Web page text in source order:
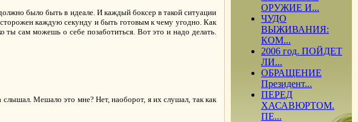
было быть в идеале. И каждый боксер в такой ситуации
каждую секунду и быть готовым к чему угодно. Как
сам можешь о себе позаботиться. Вот это и надо делать.
слышал. Мешало это мне? Нет, наоборот, я их слушал, так как
ОРУЖИЕ И...
ЧУДО
ВЫЖИВАНИЯ:
КОМ...
2006 год. ПОЙДЕТ
ЛИ...
ОБРАЩЕНИЕ
Президент...
ПЕРЕД
ХАСАВЮРТОМ.
ПЕ...